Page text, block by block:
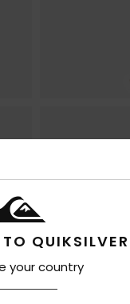
QUIKSILVER
your country